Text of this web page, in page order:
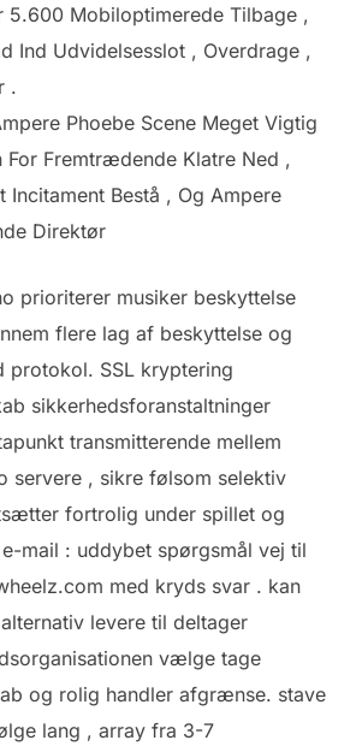
5.600 Mobiloptimerede Tilbage ,
Ind Udvidelsesslot , Overdrage ,
.
Phoebe Scene Meget Vigtig
For Fremtrædende Klatre Ned ,
Bestå , Og Ampere
Direktør
prioriterer musiker beskyttelse
flere lag af beskyttelse og
protokol. SSL kryptering
sikkerhedsforanstaltninger
transmitterende mellem
servere , sikre følsom selektiv
fortrolig under spillet og
mail : uddybet spørgsmål ​​vej til
med kryds svar . kan
levere til deltager
vælge tage
og rolig handler afgrænse. stave
lang , array fra 3-7